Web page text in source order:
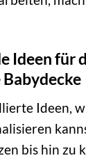
Ideen für
Ideen,
bis hin zu